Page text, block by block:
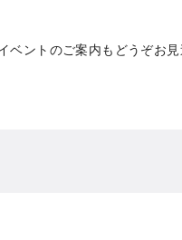
ベントのご案内もどうぞお見